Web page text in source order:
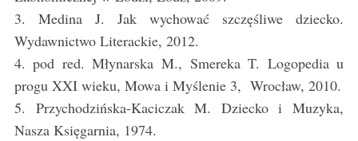
3. Medina J. Jak wychować szczęśliwe dziecko.
Wydawnictwo Literackie, 2012.
4. pod red. Młynarska M., Smereka T. Logopedia u
progu XXI wieku, Mowa i Myślenie 3, Wrocław, 2010.
5. Przychodzińska-Kaciczak M. Dziecko i Muzyka,
Nasza Księgarnia, 1974.